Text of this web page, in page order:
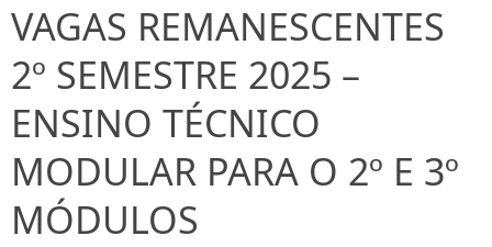
VAGAS REMANESCENTES
2º SEMESTRE 2025 –
ENSINO TÉCNICO
MODULAR PARA O 2º E 3º
MÓDULOS